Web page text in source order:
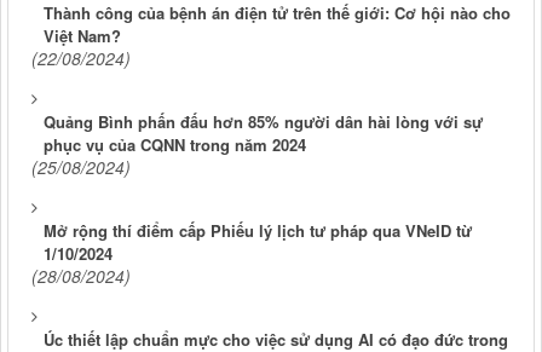
Thành công của bệnh án điện tử trên thế giới: Cơ hội nào cho
Việt Nam?
(22/08/2024)
Quảng Bình phấn đấu hơn 85% người dân hài lòng với sự
phục vụ của CQNN trong năm 2024
(25/08/2024)
Mở rộng thí điểm cấp Phiếu lý lịch tư pháp qua VNeID từ
1/10/2024
(28/08/2024)
Úc thiết lập chuẩn mực cho việc sử dụng AI có đạo đức trong